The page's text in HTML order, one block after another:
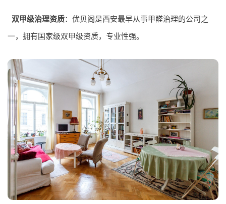
双甲级治理资质：优贝阁是西安最早从事甲醛治理的公司之
一，拥有国家级双甲级资质，专业性强。